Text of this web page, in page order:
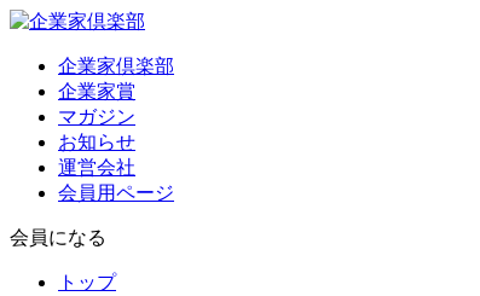
企業家倶楽部
企業家賞
マガジン
お知らせ
運営会社
会員用ページ
会員になる
トップ